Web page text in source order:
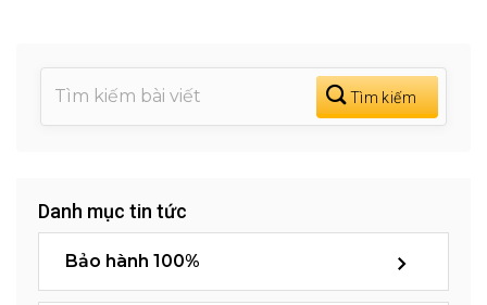
Danh mục tin tức
Bảo hành 100%